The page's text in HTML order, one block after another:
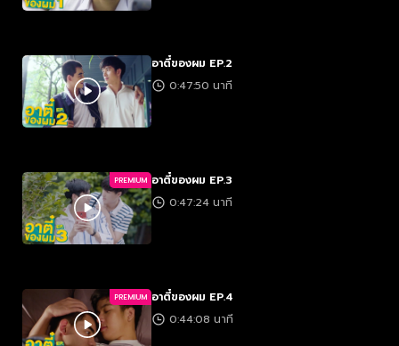
อาตี๋ของผม EP.2
0:47:50 นาที
PREMIUM อาตี๋ของผม EP.3
0:47:24 นาที
PREMIUM อาตี๋ของผม EP.4
0:44:08 นาที